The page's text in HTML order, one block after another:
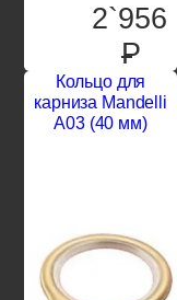
2`956
P
Кольцо для
карниза Mandelli
A03 (40 мм)